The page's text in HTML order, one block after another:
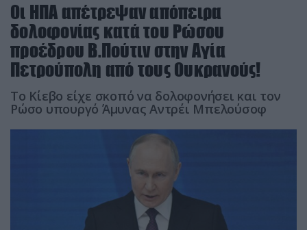
Οι ΗΠΑ απέτρεψαν απόπειρα
δολοφονίας κατά του Ρώσου
προέδρου Β.Πούτιν στην Αγία
Πετρούπολη από τους Ουκρανούς!
Το Κίεβο είχε σκοπό να δολοφονήσει και τον
Ρώσο υπουργό Άμυνας Αντρέι Μπελούσοφ